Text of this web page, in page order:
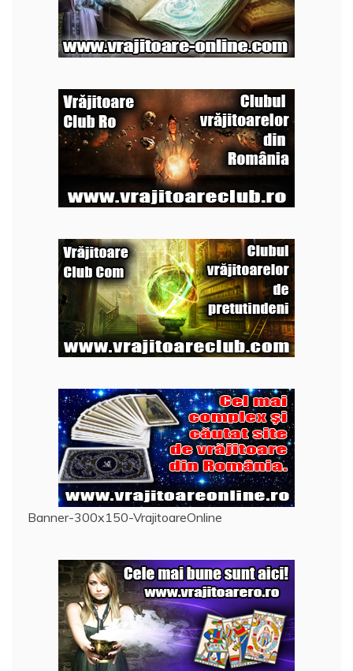
Banner-300x150-VrajitoareOnline